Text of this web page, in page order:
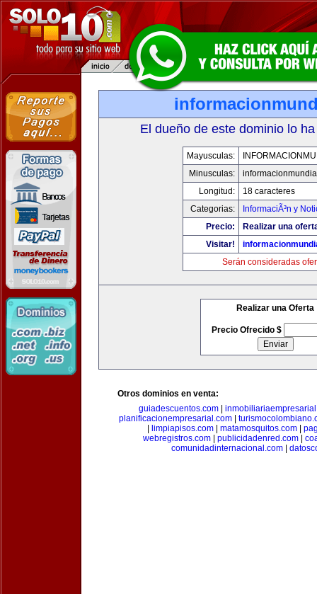
El dueño de este dominio lo
Mayusculas:
Minusculas:
Longitud:
18 caracteres
Categorias:
InformaciÃ³n y
Precio:
Realizar una
Visitar!
Serán consideradas
Realizar una Oferta
Precio Ofrecido $
Otros dominios en venta:
guiadescuentos.com
planificacionempresarial.com
limpiapisos.com| matamosquitos.com|
webregistros.com| publicidadenred.com|
comunidadinternacional.com|